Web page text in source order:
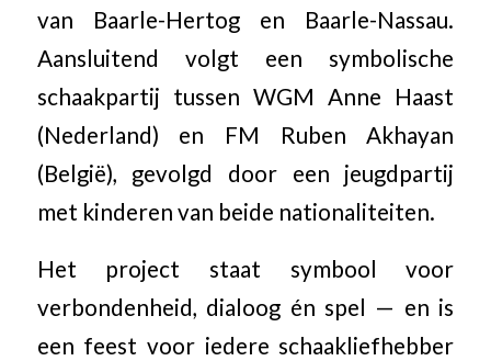
van Baarle-Hertog en Baarle-Nassau.
Aansluitend volgt een symbolische
schaakpartij tussen WGM Anne Haast
(Nederland) en FM Ruben Akhayan
(België), gevolgd door een jeugdpartij
met kinderen van beide nationaliteiten.
Het project staat symbool voor
verbondenheid, dialoog én spel — en is
een feest voor iedere schaakliefhebber